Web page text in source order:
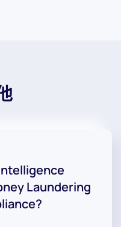
Laundering